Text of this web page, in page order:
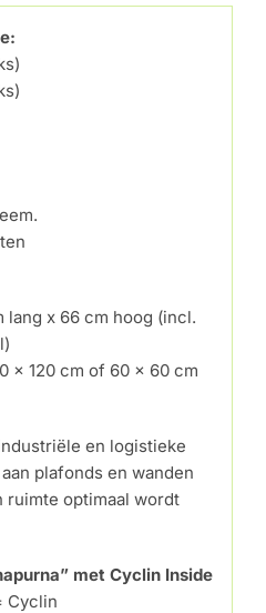
lang x 66 cm hoog (incl.
x 120 cm of 60 x 60 cm
en logistieke
plafonds en wanden
ruimte optimaal wordt
met Cyclin Inside
Cyclin